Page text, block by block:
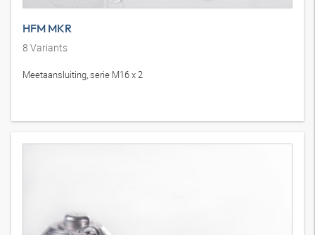
HFM MKR
8 Variants
Meetaansluiting, serie M16 x 2